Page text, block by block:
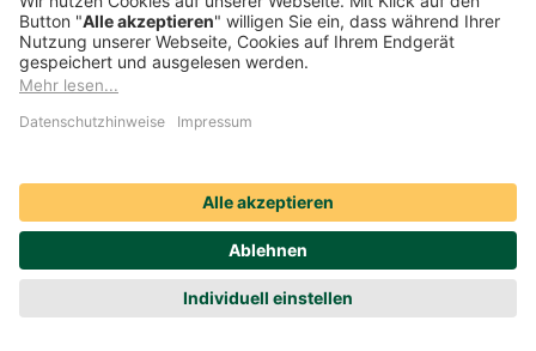
Streitbeilegung
EU-Transparenzverordnung
Compliance